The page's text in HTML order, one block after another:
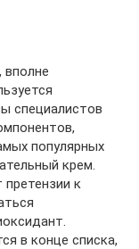
специалистов
популярных
крем.
к
в конце списка,